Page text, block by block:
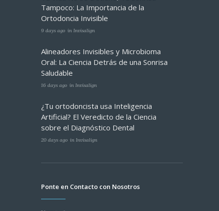
Tampoco: La Importancia de la
Ortodoncia Invisible
9 days ago in Invisalign
Alineadores Invisibles y Microbioma
Oral: La Ciencia Detrás de una Sonrisa
Saludable
16 days ago in Invisalign
¿Tu ortodoncista usa Inteligencia
Artificial? El Veredicto de la Ciencia
sobre el Diagnóstico Dental
20 days ago in Invisalign
Ponte en Contacto con Nosotros